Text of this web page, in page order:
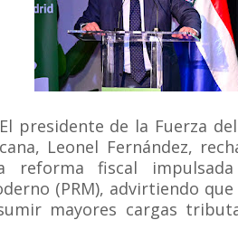
presidente de la Fuerza
Leonel Fernández,
reforma fiscal
(PRM), advirtiendo
mayores cargas